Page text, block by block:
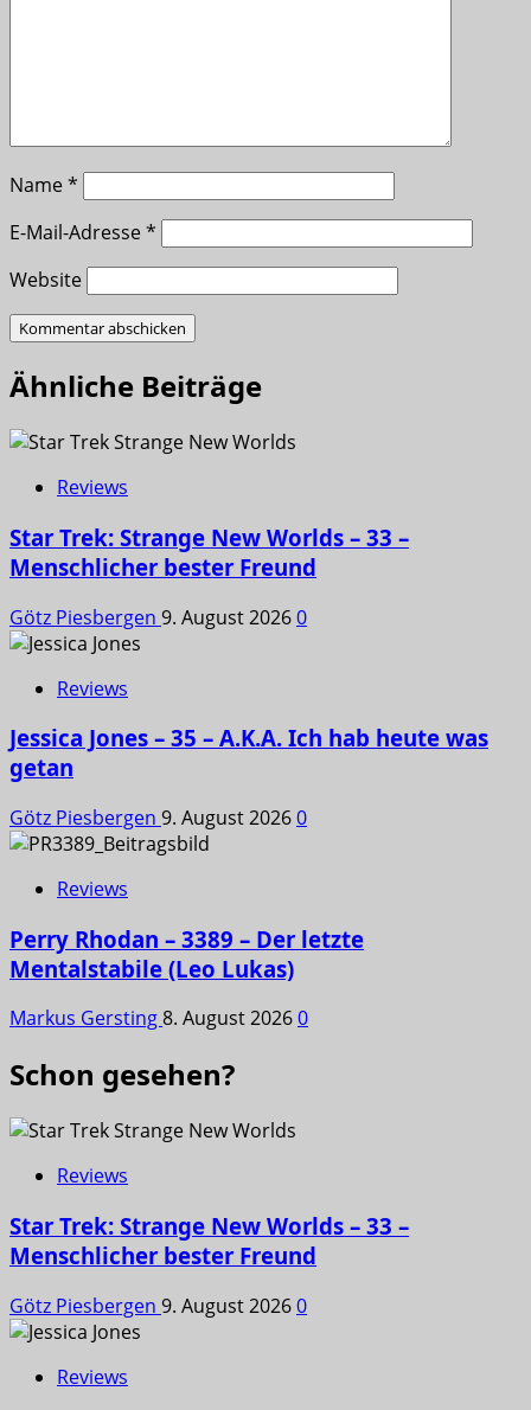
Name*
E-Mail-Adresse*
Website
Ähnliche Beiträge
Reviews
Star Trek: Strange New Worlds – 33 –
Menschlicher bester Freund
Götz Piesbergen 9. August 20260
Reviews
Jessica Jones – 35 – A.K.A. Ich hab heute was
getan
Götz Piesbergen 9. August 20260
Reviews
Perry Rhodan – 3389 – Der letzte
Mentalstabile (Leo Lukas)
Markus Gersting8. August 20260
Schon gesehen?
Reviews
Star Trek: Strange New Worlds – 33 –
Menschlicher bester Freund
Götz Piesbergen 9. August 20260
Reviews